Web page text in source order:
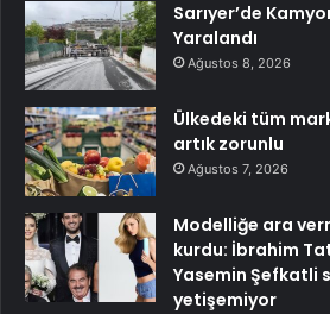
Sarıyer’de
Yaralandı
Ağustos 8, 2026
Ülkedeki tüm
artık zorunlu
Ağustos 7, 2026
Modelliğe ara
kurdu: İbrahim
Yasemin Şefkatli
yetişemiyor